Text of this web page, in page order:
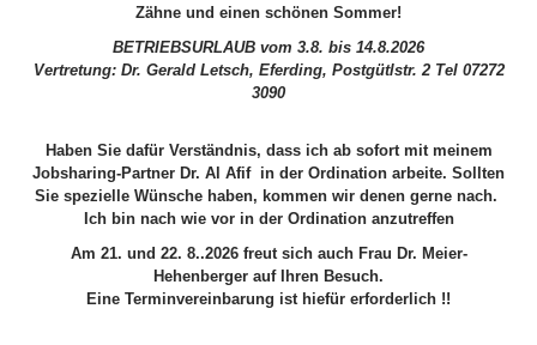
Zähne und einen schönen Sommer!
BETRIEBSURLAUB vom 3.8. bis 14.8.2026
Vertretung: Dr. Gerald Letsch, Eferding, Postgütlstr. 2 Tel 07272
3090
Haben Sie dafür Verständnis, dass ich ab sofort mit meinem
Jobsharing-Partner Dr. Al Afif in der Ordination arbeite. Sollten
Sie spezielle Wünsche haben, kommen wir denen gerne nach.
Ich bin nach wie vor in der Ordination anzutreffen
Am 21. und 22. 8..2026 freut sich auch Frau Dr. Meier-
Hehenberger auf Ihren Besuch.
Eine Terminvereinbarung ist hiefür erforderlich !!